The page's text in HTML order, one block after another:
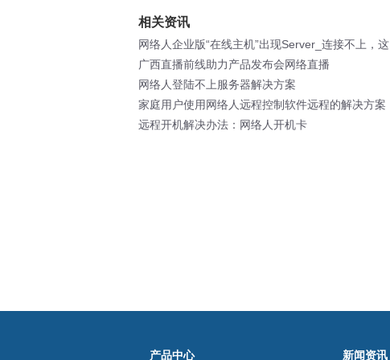
相关资讯
网络人企业版“在线主机”出现Server_连接不上，这
是为什么呢？
广西直播前线助力产品发布会网络直播
网络人登陆不上服务器解决方案
家庭用户使用网络人远程控制软件远程的解决方案
远程开机解决办法：网络人开机卡
产品中心 新闻资讯